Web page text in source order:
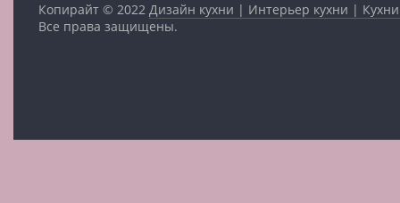
Копирайт © 2022Дизайн кухни | Интерьер кухни |
Все права защищены.